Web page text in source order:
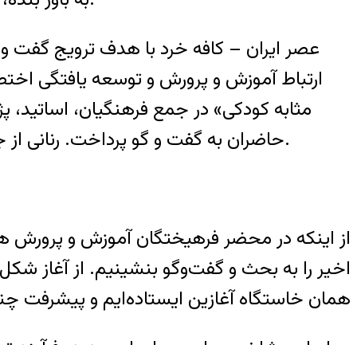
عصر ایران – کافه خرد با هدف ترویج
ارتباط آموزش و پرورش و توسعه یافتگی
مثابه کودکی» در جمع فرهنگیان،
حاضران به گفت و گو پرداخت. رنانی از جمله اقتصاددانانی است که تعلیم و تربیت را از منظر توسعه مورد مطالعه وپژوهش‌ قرار داده است.
از اینکه در محضر فرهیختگان آموزش و
همان خاستگاه آغازین ایستاده‌ایم و پیشرفت